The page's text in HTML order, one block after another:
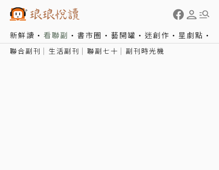
新鮮讀 看聯副 書市圈 藝開罐 迷創作 星劇點
聯合副刊 生活副刊 聯副七十 副刊時光機